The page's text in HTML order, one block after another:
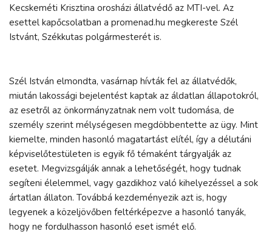
Kecskeméti Krisztina orosházi állatvédő az MTI-vel. Az
esettel kapőcsolatban a promenad.hu megkereste Szél
Istvánt, Székkutas polgármesterét is.
Szél István elmondta, vasárnap hívták fel az állatvédők,
miután lakossági bejelentést kaptak az áldatlan állapotokról,
az esetről az önkormányzatnak nem volt tudomása, de
személy szerint mélységesen megdöbbentette az ügy. Mint
kiemelte, minden hasonló magatartást elítél, így a délutáni
képviselőtestületen is egyik fő témaként tárgyalják az
esetet. Megvizsgálják annak a lehetőségét, hogy tudnak
segíteni élelemmel, vagy gazdikhoz való kihelyezéssel a sok
ártatlan állaton. Továbbá kezdeményezik azt is, hogy
legyenek a közeljövőben feltérképezve a hasonló tanyák,
hogy ne fordulhasson hasonló eset ismét elő.